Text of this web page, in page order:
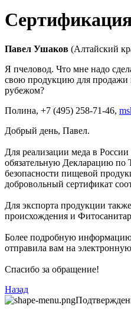
Павел Ушаков (Алтайский
Я пчеловод. Что мне надо
свою продукцию для продажи
рубежом?
Полина, +7 (495) 258-71-46,
Добрый день, Павел.
Для реализации меда в
обязательную Декларацию
безопасности пищевой
добровольный сертификат
Для экспорта продукции
происхождения и
Более подробную
отправила вам на
Спасибо за обращение!
Назад